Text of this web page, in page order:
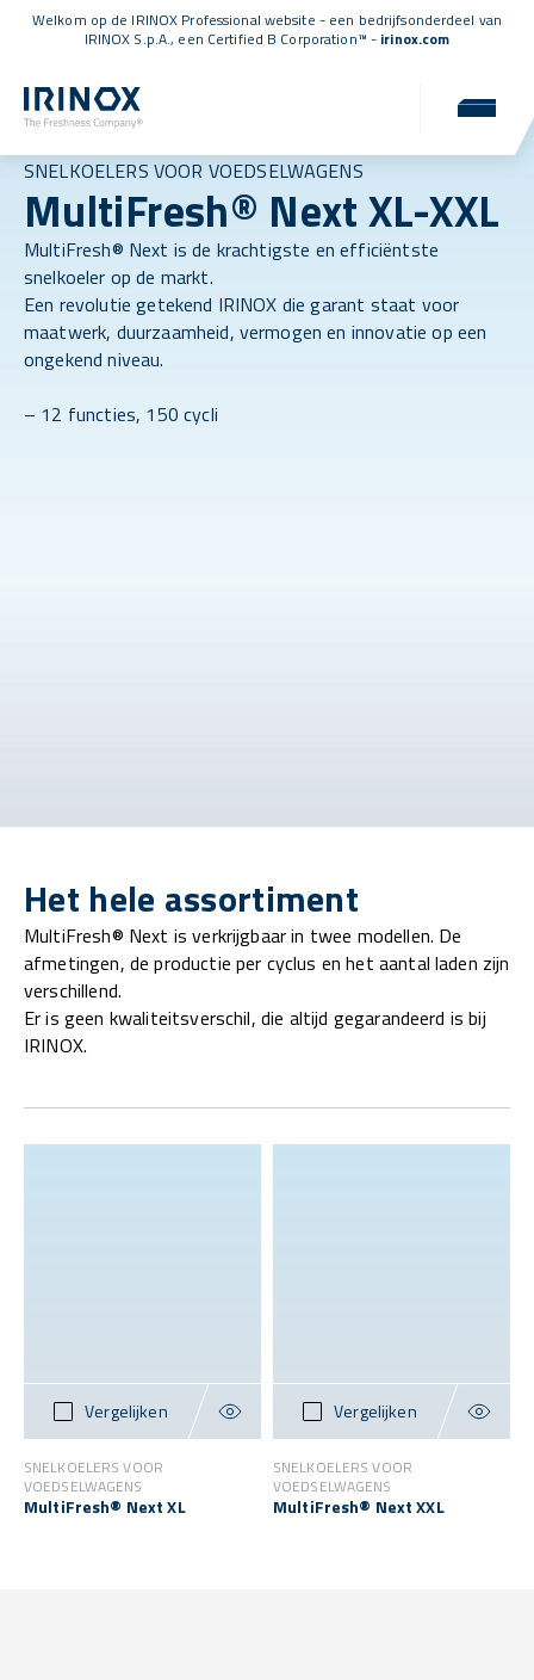
Welkom op de IRINOX Professional website - een bedrijfsonderdeel van
IRINOX S.p.A., een Certified B Corporation™ - irinox.com
SNELKOELERS VOOR VOEDSELWAGENS
MultiFresh® Next XL-XXL
MultiFresh® Next is de krachtigste en efficiëntste
snelkoeler op de markt.
Een revolutie getekend IRINOX die garant staat voor
maatwerk, duurzaamheid, vermogen en innovatie op een
ongekend niveau.
– 12 functies, 150 cycli
Het hele assortiment
MultiFresh® Next is verkrijgbaar in twee modellen. De
afmetingen, de productie per cyclus en het aantal laden zijn
verschillend.
Er is geen kwaliteitsverschil, die altijd gegarandeerd is bij
IRINOX.
Vergelijken
SNELKOELERS VOOR
VOEDSELWAGENS
MultiFresh® Next XL
Vergelijken
SNELKOELERS VOOR
VOEDSELWAGENS
MultiFresh® Next XXL